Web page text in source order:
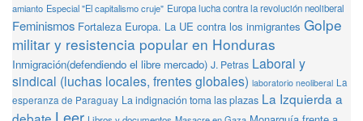
amianto Especial "El capitalismo cruje" Europa lucha contra la revolución neoliberal
Feminismos Fortaleza Europa. La UE contra los inmigrantes Golpe
militar y resistencia popular en Honduras
Inmigración(defendiendo el libre mercado) J. Petras Laboral y
sindical (luchas locales, frentes globales) laboratorio neoliberal La
esperanza de Paraguay La indignación toma las plazas La Izquierda a
Leer